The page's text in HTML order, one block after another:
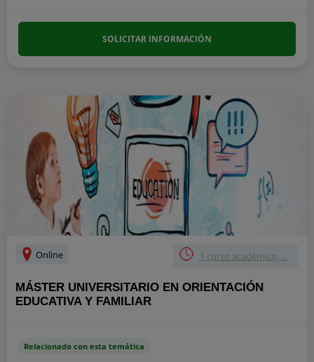
SOLICITAR INFORMACIÓN
Online 1 curso académico, ...
MÁSTER UNIVERSITARIO EN ORIENTACIÓN
EDUCATIVA Y FAMILIAR
Relacionado con esta temática